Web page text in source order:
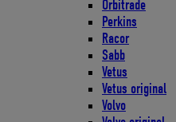
Orbitrade
Perkins
Racor
Sabb
Vetus
Vetus original
Volvo